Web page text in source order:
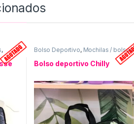
,
Bolso Deportivo, Mochilas / bolsos
Bolso deportivo Chilly